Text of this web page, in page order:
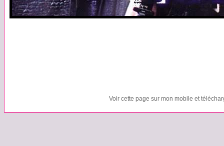
Voir cette page sur mon mobile et